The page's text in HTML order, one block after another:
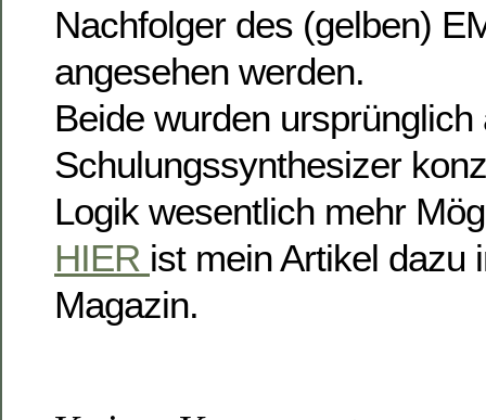
Nachfolger des (gelben)
angesehen werden.
Beide wurden ursprünglich
Schulungssynthesizer
Logik wesentlich mehr
HIER ist mein Artikel dazu
Magazin.